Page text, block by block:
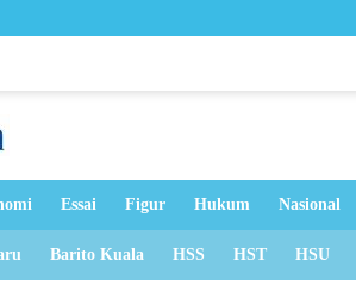
Anggota
Essai Figur Hukum Nasional
Barito Kuala HSS HST HSU